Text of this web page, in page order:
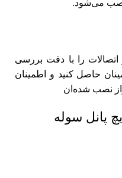
می‌شود.
را با دقت بررسی
حاصل کنید و اطمینان
نصب شده‌ان
پانل سوله